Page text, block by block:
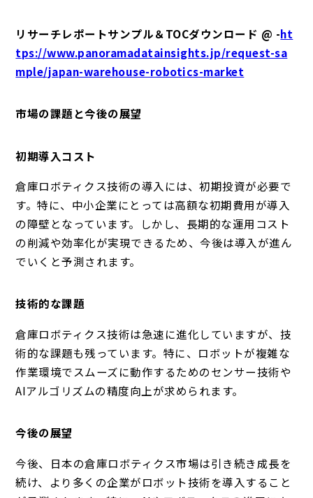
リサーチレポートサンプル＆TOCダウンロード @ -ht
tps://www.panoramadatainsights.jp/request-sa
mple/japan-warehouse-robotics-market
市場の課題と今後の展望
初期導入コスト
倉庫ロボティクス技術の導入には、初期投資が必要で
す。特に、中小企業にとっては高額な初期費用が導入
の障壁となっています。しかし、長期的な運用コスト
の削減や効率化が実現できるため、今後は導入が進ん
でいくと予測されます。
技術的な課題
倉庫ロボティクス技術は急速に進化していますが、技
術的な課題も残っています。特に、ロボットが複雑な
作業環境でスムーズに動作するためのセンサー技術や
AIアルゴリズムの精度向上が求められます。
今後の展望
今後、日本の倉庫ロボティクス市場は引き続き成長を
続け、より多くの企業がロボット技術を導入すること